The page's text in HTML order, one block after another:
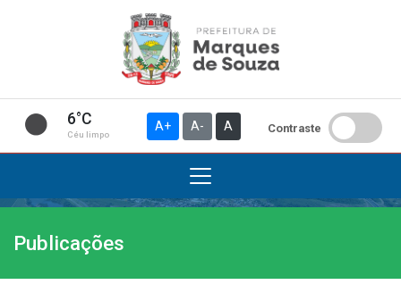
6°C
Céu limpo
A+ A- A Contraste
Institucional
A Prefeitura
Publicações